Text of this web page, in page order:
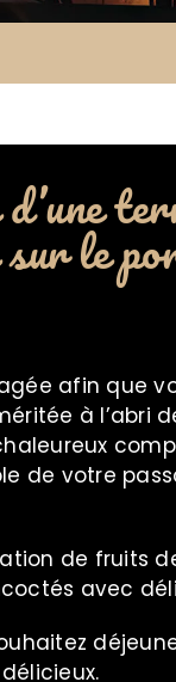
sur le
afin que
à l’abri
de votre
de fruits
avec